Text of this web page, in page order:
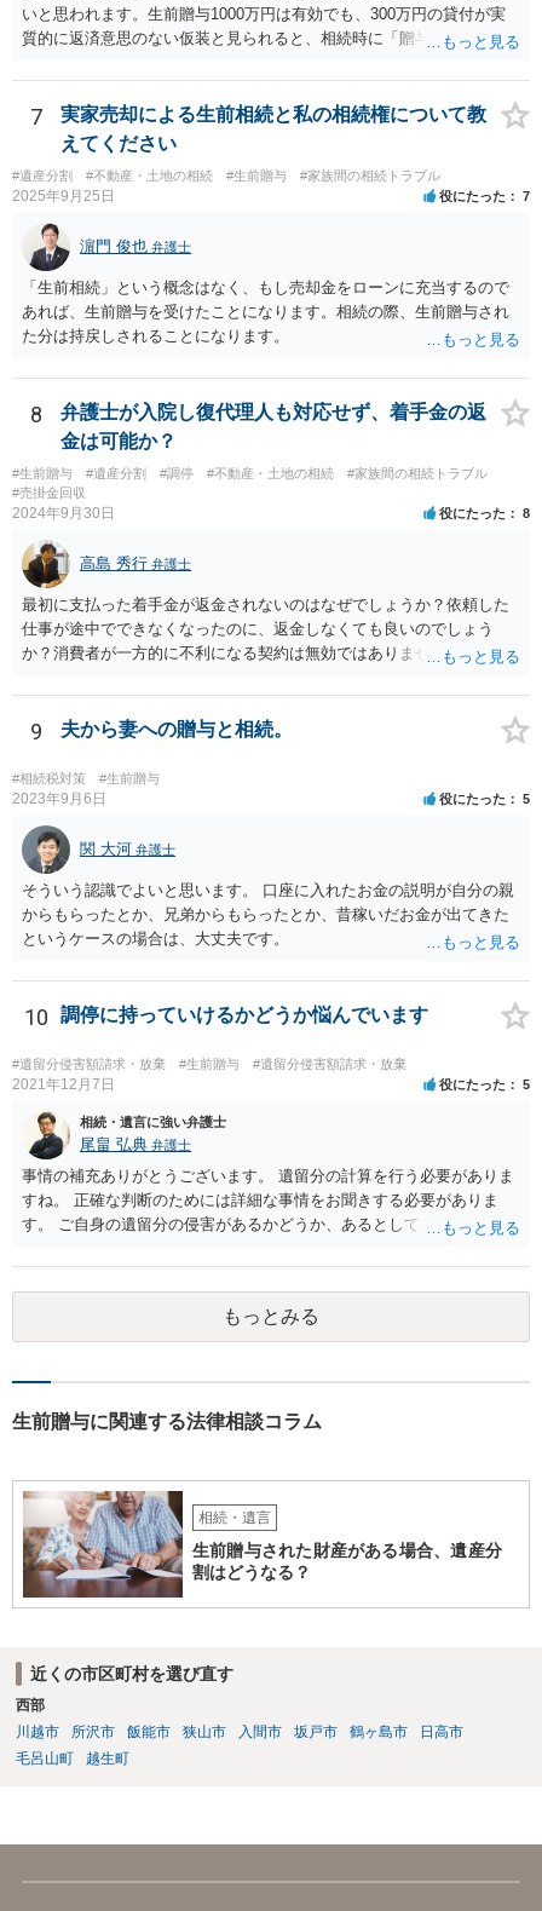
いと思われます。生前贈与1000万円は有効でも、300万円の貸付が実
質的に返済意思のない仮装と見られると、相続時に「贈与」と評価さ
法として考えられるものとしては、 ①信託（家族信託・目的信託） 財
産を信託口に移し、受託者（信頼できる友人や専門職）に管理させ、
・生存中はあなたの生活費・介護費に優先充当 ・残余を友人や慈善団
体へ と使途を厳格に指定。相続ではなく信託帰属になるため、子の関
与を大きく排除できます。 ②遺言＋生命保険の組合せ 生活資金は手元
に残し、余剰資金で受取人を友人・団体にした保険を活用。保険金は
相続財産とは別枠で、遺留分対策にも有効と思われます。 ③負担付死
因贈与 「介護・見守り等を条件に、死亡時に財産を渡す」契約。条件
不履行なら無効にでき、老後の安心を担保できます。 ④ 寄附予約＋解
除条件 慈善団体への寄附を予約しつつ、資金不足時は解除できる条項
を設定。 などがあり得るかと思われます。
7
実家売却による生前相続と私の相続権について教
えてください
#遺産分割 #不動産・土地の相続 #生前贈与 #家族間の相続トラブル
2025年9月25日 役にたった 7
濵門 俊也 弁護士
「生前相続」という概念はなく、もし売却金をローンに充当するので
あれば、生前贈与を受けたことになります。相続の際、生前贈与され
た分は持戻しされることになります。
8
弁護士が入院し復代理人も対応せず、着手金の返
金は可能か？
#生前贈与 #遺産分割 #調停 #不動産・土地の相続
#家族間の相続トラブル
#売掛金回収
2024年9月30日 役にたった 8
高島 秀行 弁護士
最初に支払った着手金が返金されないのはなぜでしょうか？依頼した
仕事が途中でできなくなったのに、返金しなくても良いのでしょう
か？消費者が一方的に不利になる契約は無効ではありませんか？
務があると思います。 倒れた弁護士が所属する弁護士会に相談さ
れた方がよいと思います。 倒れた弁護士は脳梗塞で倒れたようで
すが、 判断能力があり、復代理を倒れた弁護士の判断で復代理を
選任したのか 即ち、復代理人の選任は有効なのかという問題もあ
ると思います。
9 夫から妻への贈与と相続。
#相続税対策 #生前贈与
2023年9月6日 役にたった 5
関 大河 弁護士
そういう認識でよいと思います。 口座に入れたお金の説明が自分の親
からもらったとか、兄弟からもらったとか、昔稼いだお金が出てきた
というケースの場合は、大丈夫です。
10 調停に持っていけるかどうか悩んでいます
#遺留分侵害額請求・放棄 #生前贈与 #遺留分侵害額請求・放棄
2021年12月7日 役にたった 5
相続・遺言に強い弁護士
尾畠 弘典 弁護士
事情の補充ありがとうございます。 遺留分の計算を行う必要がありま
すね。 正確な判断のためには詳細な事情をお聞きする必要がありま
す。 ご自身の遺留分の侵害があるかどうか、あるとしてどの程度の金
相談されるのが良いと思います。
もっとみる
生前贈与に関連する法律相談コラム
相続・遺言
生前贈与された財産がある場合、遺産分
割はどうなる？
近くの市区町村を選び直す
西部
川越市
所沢市 飯能市 狭山市 入間市 坂戸市 鶴ヶ島市
日高市
毛呂山町
越生町